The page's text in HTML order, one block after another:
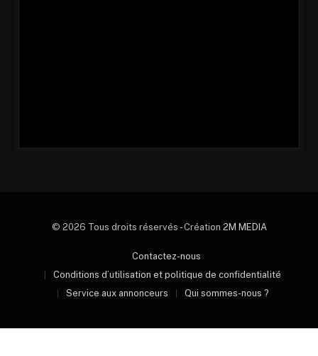
© 2026 Tous droits réservés - Création 2M MEDIA
Contactez-nous
Conditions d’utilisation et politique de confidentialité
Service aux annonceurs
Qui sommes-nous ?